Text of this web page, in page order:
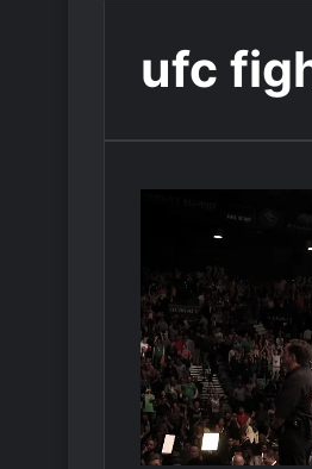
ufc